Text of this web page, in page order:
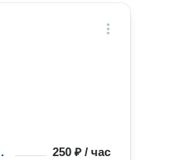
в мешках
250 ₽ / час